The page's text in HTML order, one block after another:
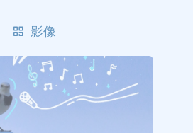
影像